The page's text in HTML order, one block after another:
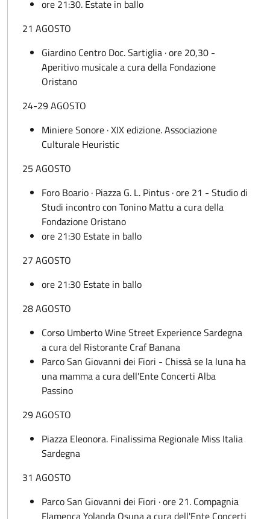
ore 21:30. Estate in ballo
21 AGOSTO
Giardino Centro Doc. Sartiglia · ore 20,30 -
Aperitivo musicale a cura della Fondazione
Oristano
24-29 AGOSTO
Miniere Sonore · XIX edizione. Associazione
Culturale Heuristic
25 AGOSTO
Foro Boario · Piazza G. L. Pintus · ore 21 - Studio di
Studi incontro con Tonino Mattu a cura della
Fondazione Oristano
ore 21:30 Estate in ballo
27 AGOSTO
ore 21:30 Estate in ballo
28 AGOSTO
Corso Umberto Wine Street Experience Sardegna
a cura del Ristorante Craf Banana
Parco San Giovanni dei Fiori - Chissà se la luna ha
una mamma a cura dell'Ente Concerti Alba
Passino
29 AGOSTO
Piazza Eleonora. Finalissima Regionale Miss Italia
Sardegna
31 AGOSTO
Parco San Giovanni dei Fiori · ore 21. Compagnia